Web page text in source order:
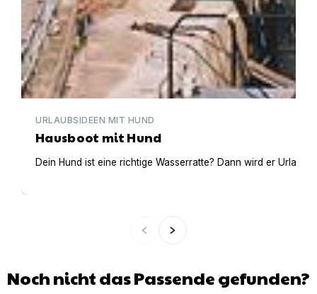
URLAUBSIDEEN MIT HUND
Hausboot mit Hund
Dein Hund ist eine richtige Wasserratte? Dann wird er
Noch nicht das Passende gefunden?